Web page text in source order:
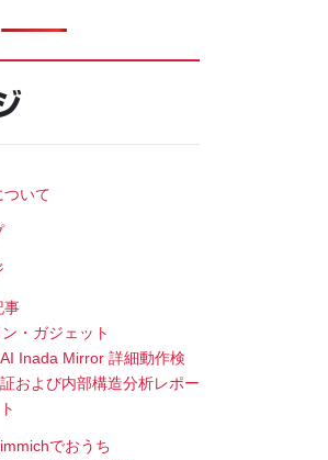
ついて
事
・ガジェット
AI Inada Mirror 詳細動作検
証および内部構造分析レポー
ト
immichでおうち